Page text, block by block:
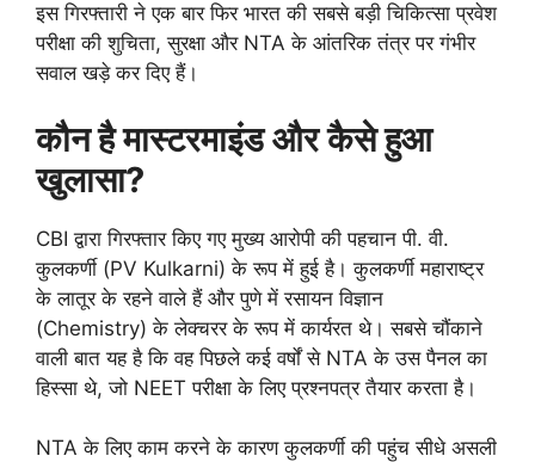
इस गिरफ्तारी ने एक बार फिर भारत की सबसे बड़ी चिकित्सा प्रवेश
परीक्षा की शुचिता, सुरक्षा और NTA के आंतरिक तंत्र पर गंभीर
सवाल खड़े कर दिए हैं।
कौन है मास्टरमाइंड और कैसे हुआ
खुलासा?
CBI द्वारा गिरफ्तार किए गए मुख्य आरोपी की पहचान पी. वी.
कुलकर्णी (PV Kulkarni) के रूप में हुई है। कुलकर्णी महाराष्ट्र
के लातूर के रहने वाले हैं और पुणे में रसायन विज्ञान
(Chemistry) के लेक्चरर के रूप में कार्यरत थे। सबसे चौंकाने
वाली बात यह है कि वह पिछले कई वर्षों से NTA के उस पैनल का
हिस्सा थे, जो NEET परीक्षा के लिए प्रश्नपत्र तैयार करता है।
NTA के लिए काम करने के कारण कुलकर्णी की पहुंच सीधे असली